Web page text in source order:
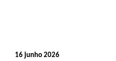
16 junho 2026